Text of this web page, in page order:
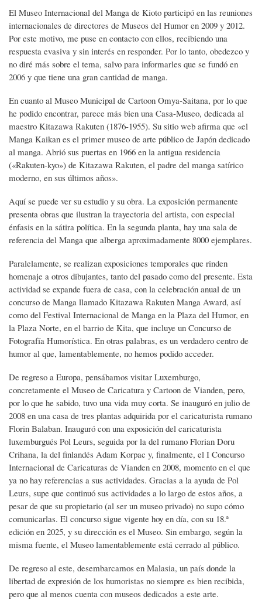
El Museo Internacional del Manga de Kioto participó en las reuniones
internacionales de directores de Museos del Humor en 2009 y 2012.
Por este motivo, me puse en contacto con ellos, recibiendo una
respuesta evasiva y sin interés en responder. Por lo tanto, obedezco y
no diré más sobre el tema, salvo para informarles que se fundó en
2006 y que tiene una gran cantidad de manga.
En cuanto al Museo Municipal de Cartoon Omya-Saitana, por lo que
he podido encontrar, parece más bien una Casa-Museo, dedicada al
maestro Kitazawa Rakuten (1876-1955). Su sitio web afirma que «el
Manga Kaikan es el primer museo de arte público de Japón dedicado
al manga. Abrió sus puertas en 1966 en la antigua residencia
(«Rakuten-kyo») de Kitazawa Rakuten, el padre del manga satírico
moderno, en sus últimos años».
Aquí se puede ver su estudio y su obra. La exposición permanente
presenta obras que ilustran la trayectoria del artista, con especial
énfasis en la sátira política. En la segunda planta, hay una sala de
referencia del Manga que alberga aproximadamente 8000 ejemplares.
Paralelamente, se realizan exposiciones temporales que rinden
homenaje a otros dibujantes, tanto del pasado como del presente. Esta
actividad se expande fuera de casa, con la celebración anual de un
concurso de Manga llamado Kitazawa Rakuten Manga Award, así
como del Festival Internacional de Manga en la Plaza del Humor, en
la Plaza Norte, en el barrio de Kita, que incluye un Concurso de
Fotografía Humorística. En otras palabras, es un verdadero centro de
humor al que, lamentablemente, no hemos podido acceder.
De regreso a Europa, pensábamos visitar Luxemburgo,
concretamente el Museo de Caricatura y Cartoon de Vianden, pero,
por lo que he sabido, tuvo una vida muy corta. Se inauguró en julio de
2008 en una casa de tres plantas adquirida por el caricaturista rumano
Florin Balaban. Inauguró con una exposición del caricaturista
luxemburgués Pol Leurs, seguida por la del rumano Florian Doru
Crihana, la del finlandés Adam Korpac y, finalmente, el I Concurso
Internacional de Caricaturas de Vianden en 2008, momento en el que
ya no hay referencias a sus actividades. Gracias a la ayuda de Pol
Leurs, supe que continuó sus actividades a lo largo de estos años, a
pesar de que su propietario (al ser un museo privado) no supo cómo
comunicarlas. El concurso sigue vigente hoy en día, con su 18.ª
edición en 2025, y su dirección es el Museo. Sin embargo, según la
misma fuente, el Museo lamentablemente está cerrado al público.
De regreso al este, desembarcamos en Malasia, un país donde la
libertad de expresión de los humoristas no siempre es bien recibida,
pero que al menos cuenta con museos dedicados a este arte.